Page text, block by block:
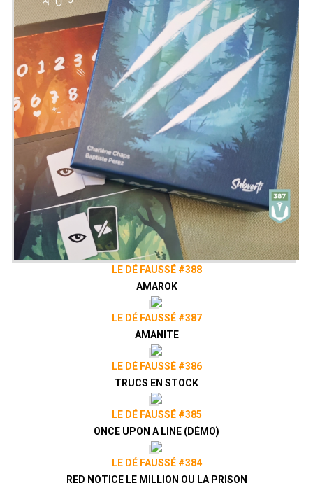
LE DÉ FAUSSÉ #388
AMAROK
LE DÉ FAUSSÉ #387
AMANITE
LE DÉ FAUSSÉ #386
TRUCS EN STOCK
LE DÉ FAUSSÉ #385
ONCE UPON A LINE (DÉMO)
LE DÉ FAUSSÉ #384
RED NOTICE LE MILLION OU LA PRISON